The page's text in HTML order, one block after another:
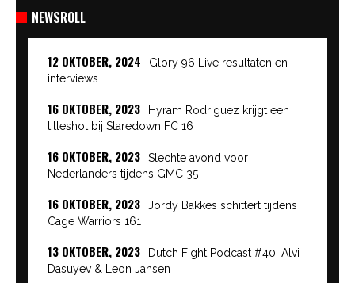
NEWSROLL
12 OKTOBER, 2024
Glory 96 Live resultaten en
interviews
16 OKTOBER, 2023
Hyram Rodriguez krijgt een
titleshot bij Staredown FC 16
16 OKTOBER, 2023
Slechte avond voor
Nederlanders tijdens GMC 35
16 OKTOBER, 2023
Jordy Bakkes schittert tijdens
Cage Warriors 161
13 OKTOBER, 2023
Dutch Fight Podcast #40: Alvi
Dasuyev & Leon Jansen